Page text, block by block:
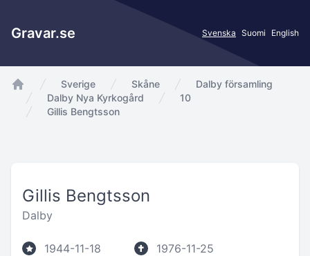
Gravar.se Svenska Suomi English
app.Start
Sverige Skåne
Dalby församling
Dalby Nya Kyrkogård
10
Gillis Bengtsson
Gillis Bengtsson
Dalby
1944-11-18 1976-11-25